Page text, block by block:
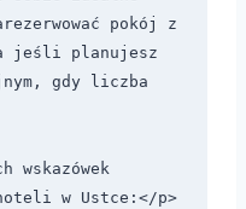
pokój z
jeśli planujesz
gdy liczba
wskazówek
w Ustce:</p>